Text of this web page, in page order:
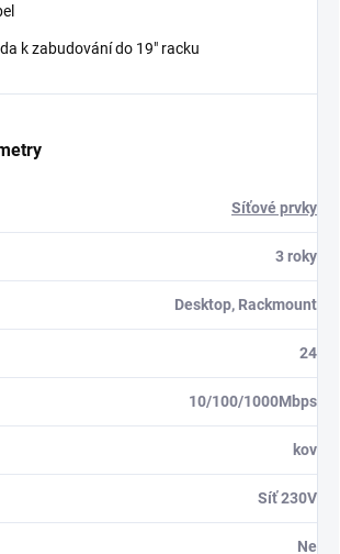
k zabudování do 19" racku
Síťové prvky
3 roky
Desktop, Rackmount
24
10/100/1000Mbps
kov
Síť 230V
Ne